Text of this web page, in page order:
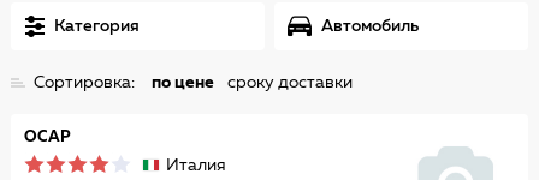
Категория Автомобиль
Сортировка: по цене сроку доставки
OCAP
Италия